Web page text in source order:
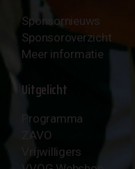
Sponsornieuws
Sponsoroverzicht
Meer informatie
Uitgelicht
Programma
ZAVO
Vrijwilligers